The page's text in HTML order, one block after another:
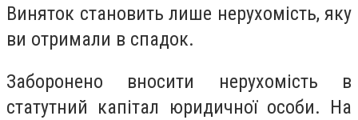
Виняток становить лише нерухомість, яку
ви отримали в спадок.
Заборонено вносити нерухомість в
статутний капітал юридичної особи. На